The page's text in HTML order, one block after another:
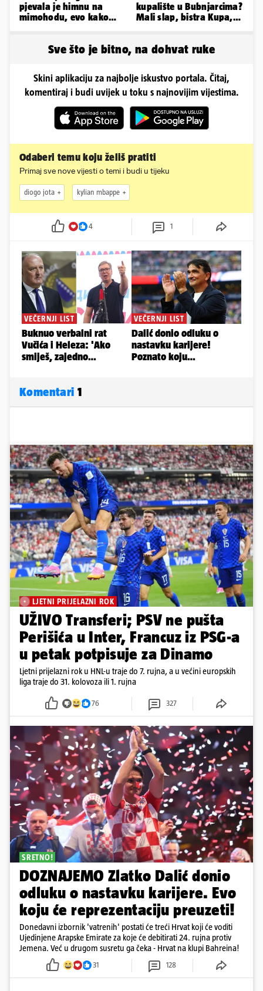
pjevala je himnu na
mimohodu, evo kako
kupalište u Bubnjarcima?
Mali slap, bistra Kupa,
Sve što je bitno, na dohvat ruke
Skini aplikaciju za najbolje iskustvo portala. Čitaj,
komentiraj i budi uvijek u toku s najnovijim vijestima.
Odaberi temu koju želiš pratiti
Primaj sve nove vijesti o temi i budi u tijeku
diogo jota kylian mbappe
4 1
Komentari 1
LJETNI PRIJELAZNI ROK
UŽIVO Transferi; PSV ne pušta
Perišića u Inter, Francuz iz PSG-a
u petak potpisuje za Dinamo
Ljetni prijelazni rok u HNL-u traje do 7. rujna, a u većini europskih
liga traje do 31. kolovoza ili 1. rujna
76 327
SRETNO!
DOZNAJEMO Zlatko Dalić donio
odluku o nastavku karijere. Evo
koju će reprezentaciju preuzeti!
Donedavni izbornik 'vatrenih' postati će treći Hrvat koji će voditi
Ujedinjene Arapske Emirate za koje će debitirati 24. rujna protiv
Jemena. Već u drugom susretu ga čeka - Hrvat na klupi Bahreina!
31 128